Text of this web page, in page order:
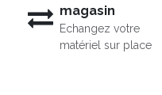
magasin
Echangez votre
matériel sur place